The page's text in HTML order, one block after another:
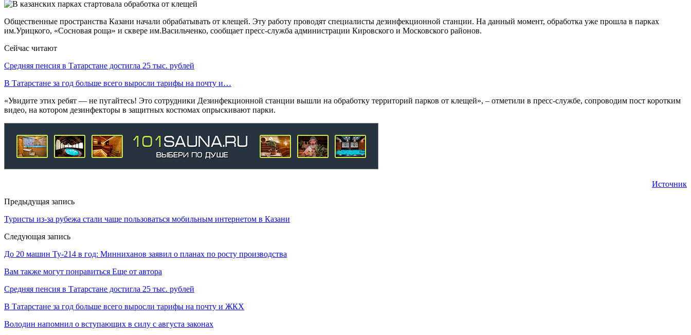
Общественные пространства Казани начали обрабатывать от клещей. Эту работу проводят специалисты дезинфекционной станции. На данный момент, обработка уже прошла в парках
им.Урицкого, «Сосновая роща» и сквере им.Васильченко, сообщает пресс-служба администрации Кировского и Московского районов.
Сейчас читают
Средняя пенсия в Татарстане достигла 25 тыс. рублей
В Татарстане за год больше всего выросли тарифы на почту и…
«Увидите этих ребят — не пугайтесь! Это сотрудники Дезинфекционной станции вышли на обработку территорий парков от клещей», – отметили в пресс-службе, сопроводим пост коротким
видео, на котором дезинфекторы в защитных костюмах опрыскивают парки.
Источник
Предыдущая запись
Туристы из-за рубежа стали чаще пользоваться мобильным интернетом в Казани
Следующая запись
До 20 машин Ту-214 в год: Минниханов заявил о планах по росту производства
Вам также могут понравиться Еще от автора
Средняя пенсия в Татарстане достигла 25 тыс. рублей
В Татарстане за год больше всего выросли тарифы на почту и ЖКХ
Володин напомнил о вступающих в силу с августа законах